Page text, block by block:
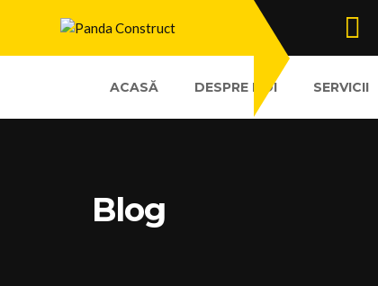
ACASĂ DESPRE NOI SERVICII
Blog